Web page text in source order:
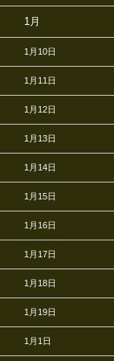
1月
1月10日
1月11日
1月12日
1月13日
1月14日
1月15日
1月16日
1月17日
1月18日
1月19日
1月1日